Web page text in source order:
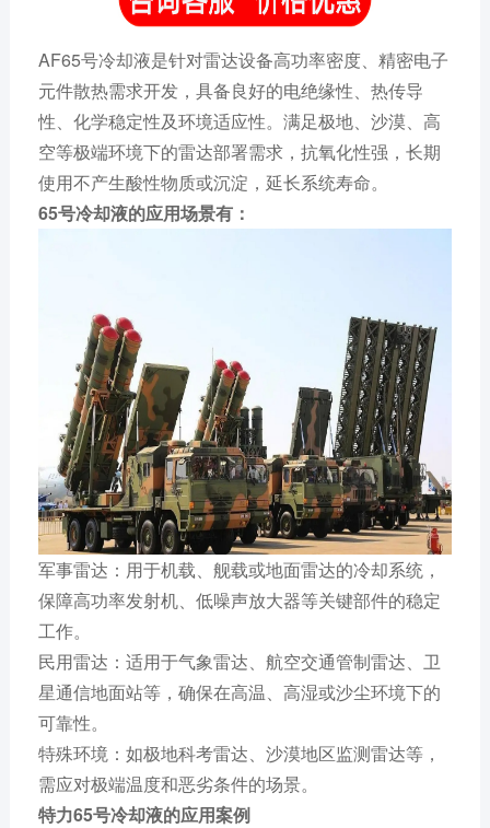
AF65号冷却液是针对雷达设备高功率密度、精密电子
元件散热需求开发，具备良好的电绝缘性、热传导
性、化学稳定性及环境适应性。满足极地、沙漠、高
空等极端环境下的雷达部署需求，抗氧化性强，长期
使用不产生酸性物质或沉淀，延长系统寿命。
65号冷却液的应用场景有：
军事雷达：用于机载、舰载或地面雷达的冷却系统，
保障高功率发射机、低噪声放大器等关键部件的稳定
工作。
民用雷达：适用于气象雷达、航空交通管制雷达、卫
星通信地面站等，确保在高温、高湿或沙尘环境下的
可靠性。
特殊环境：如极地科考雷达、沙漠地区监测雷达等，
需应对极端温度和恶劣条件的场景。
特力65号冷却液的应用案例